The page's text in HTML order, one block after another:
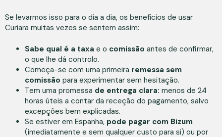
Se levarmos isso para o dia a dia, os benefícios de usar
Curiara muitas vezes se sentem assim:
Sabe qual é a taxa e o comissão antes de confirmar,
o que lhe dá controlo.
Começa-se com uma primeira remessa sem
comissão para experimentar sem hesitação.
Tem uma promessa de entrega clara: menos de 24
horas úteis a contar da receção do pagamento, salvo
excepções bem explicadas.
Se estiver em Espanha, pode pagar com Bizum
(imediatamente e sem qualquer custo para si) ou por